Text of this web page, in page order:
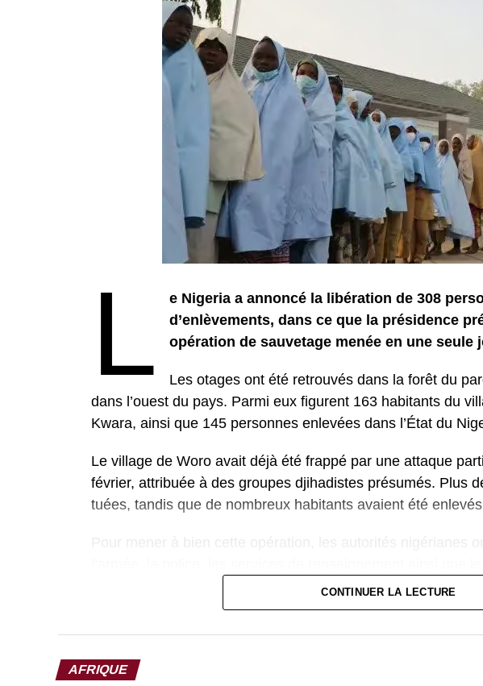
L
e Nigeria a annoncé la libération de 308
d’enlèvements, dans ce que la présidence
opération de sauvetage menée en une seule
Les otages ont été retrouvés dans la forêt du
dans l’ouest du pays. Parmi eux figurent 163 habitants du
Kwara, ainsi que 145 personnes enlevées dans l’État du
Le village de Woro avait déjà été frappé par une attaque
février, attribuée à des groupes djihadistes présumés. Plus
tuées, tandis que de nombreux habitants avaient été
le terrorisme. Cette coordination a permis de localiser et de
forestière réputée difficile d’accès.
contre rançon, en particulier dans les régions du nord et du
CONTINUER LA LECTURE
AFRIQUE